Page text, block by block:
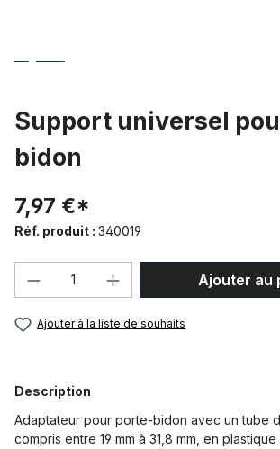
Support universel
bidon
7,97 €*
Réf. produit : 340019
Quantité de produit :Ajouter au
Ajouter à la liste de souhaits
Description
Adaptateur pour porte-bidon avec un tube
compris entre 19 mm à 31,8 mm, en